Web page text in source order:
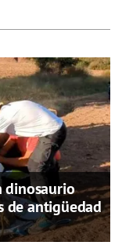
dinosaurio
de antigüedad